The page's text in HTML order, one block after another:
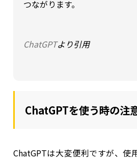
つながります。
ChatGPTより引用
ChatGPTを使う時の注
ChatGPTは大変便利ですが、使